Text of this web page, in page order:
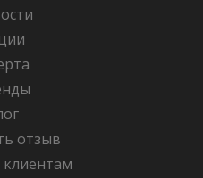
отзыв